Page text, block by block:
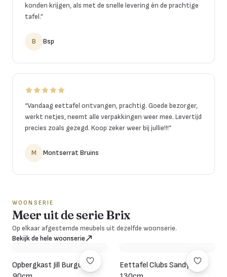
konden krijgen, als met de snelle levering én de prachtige
tafel.”
B Bsp
“Vandaag eettafel ontvangen, prachtig. Goede bezorger,
werkt netjes, neemt alle verpakkingen weer mee. Levertijd
precies zoals gezegd. Koop zeker weer bij jullie!!!”
M Montserrat Bruins
WOONSERIE
Meer uit de serie Brix
Op elkaar afgestemde meubels uit dezelfde woonserie.
Bekijk de hele woonserie
Opbergkast Jill Burgundy
Eettafel Clubs Sandy